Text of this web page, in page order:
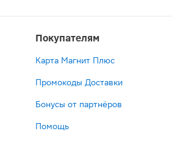
Покупателям
Карта Магнит Плюс
Промокоды Доставки
Бонусы от партнёров
Помощь